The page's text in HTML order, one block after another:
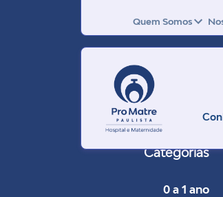
Quem Somos
Categorias
0 a 1 ano